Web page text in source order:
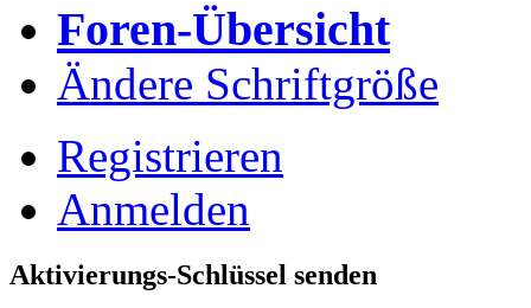
Foren-Übersicht
Ändere Schriftgröße
Registrieren
Anmelden
Aktivierungs-Schlüssel senden